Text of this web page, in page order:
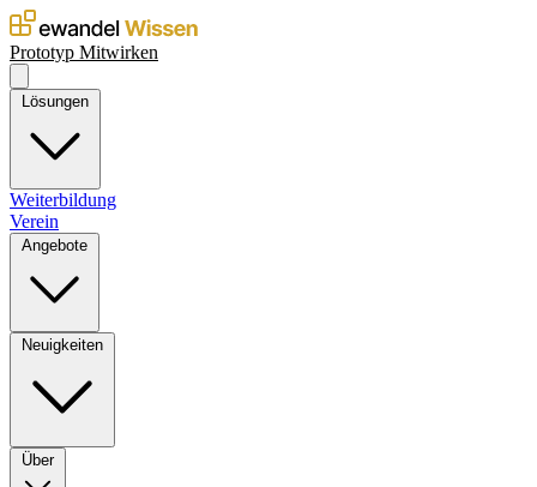
Prototyp Mitwirken
Weiterbildung
Verein
Über